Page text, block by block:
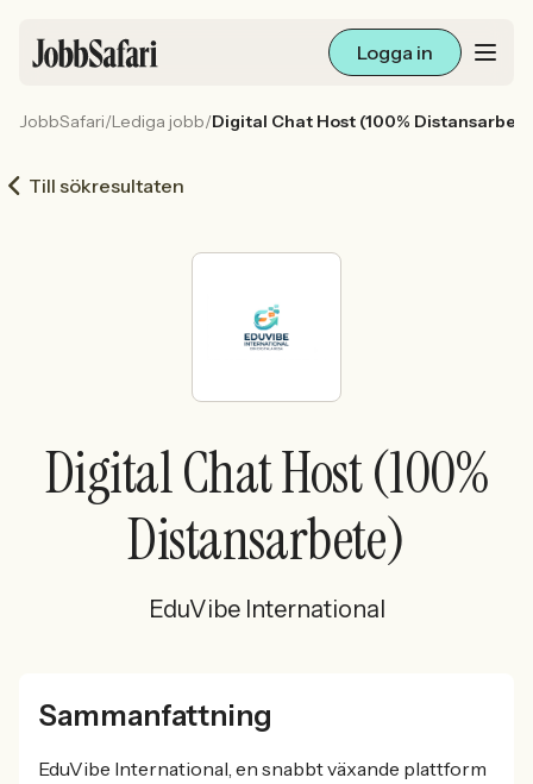
Logga in
Arbetsliv och karriär
För arbetsgivare
Sök med AI
Ny här? Skapa konto
JobbSafari/Lediga jobb/Digital Chat Host (100%
Till sökresultaten
Digital Chat Host (100%
Distansarbete)
EduVibe International
Sammanfattning
EduVibe International, en snabbt växande plattform